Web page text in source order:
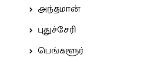
அந்தமான்
புதுச்சேரி
பெங்களூர்